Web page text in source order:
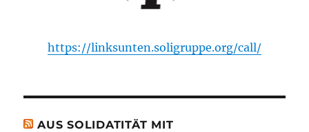
https://linksunten.soligruppe.org/call/
AUS SOLIDATITÄT MIT